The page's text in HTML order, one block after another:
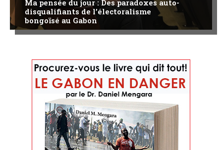
Ma pensée du jour : Des paradoxes auto-
disqualifiants de l’électoralisme
bongoïsé au Gabon